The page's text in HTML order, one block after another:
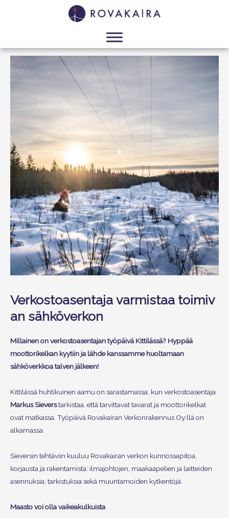
Verkostoasentaja varmistaa toimiv
an sähköverkon
Millainen on verkostoasentajan työpäivä Kittilässä? Hyppää
moottorikelkan kyytiin ja lähde kanssamme huoltamaan
sähköverkkoa talven jälkeen!
Kittilässä huhtikuinen aamu on sarastamassa, kun verkostoasentaja
Markus Sieverstarkistaa, että tarvittavat tavarat ja moottorikelkat
ovat matkassa. Työpäivä Rovakairan Verkonrakennus Oy:llä on
alkamassa.
Sieversin tehtäviin kuuluu Rovakairan verkon kunnossapitoa,
korjausta ja rakentamista: ilmajohtojen, maakaapelien ja laitteiden
asennuksia, tarkistuksia sekä muuntamoiden kytkentöjä.
Maasto voi olla vaikeakulkuista